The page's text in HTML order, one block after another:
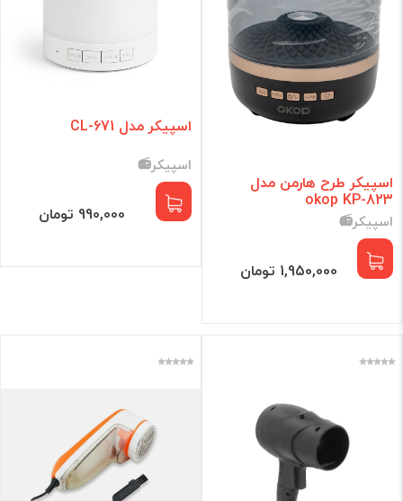
اسپیکر طرح هارمن مدل
okop KP-823
اسپیکر📻
1,950,000 تومان
اسپیکر مدل CL-671
اسپیکر📻
990,000 تومان